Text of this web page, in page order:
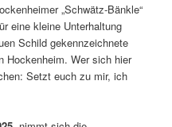
„Schwätz-Bänkle“
eine kleine Unterhaltung
Schild gekennzeichnete
Hockenheim. Wer sich hier
Setzt euch zu mir, ich